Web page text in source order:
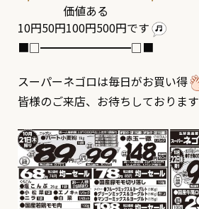
価値ある
10円50円100円500円です
■□━━━━━━━━□■
スーパーネゴロは毎日がお買い得
皆様のご来店、お待ちしております